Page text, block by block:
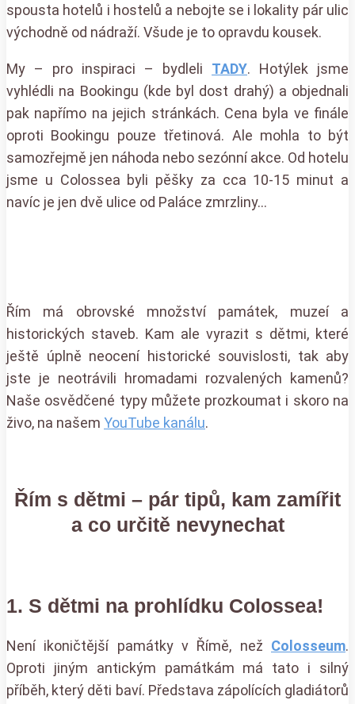
spousta hotelů i hostelů a nebojte se i lokality pár ulic
východně od nádraží. Všude je to opravdu kousek.
My – pro inspiraci – bydleli TADY. Hotýlek jsme
vyhlédli na Bookingu (kde byl dost drahý) a objednali
pak napřímo na jejich stránkách. Cena byla ve finále
oproti Bookingu pouze třetinová. Ale mohla to být
samozřejmě jen náhoda nebo sezónní akce. Od hotelu
jsme u Colossea byli pěšky za cca 10-15 minut a
navíc je jen dvě ulice od Paláce zmrzliny…
Řím má obrovské množství památek, muzeí a
historických staveb. Kam ale vyrazit s dětmi, které
ještě úplně neocení historické souvislosti, tak aby
jste je neotrávili hromadami rozvalených kamenů?
Naše osvědčené typy můžete prozkoumat i skoro na
živo, na našem YouTube kanálu.
Řím s dětmi – pár tipů, kam zamířit
a co určitě nevynechat
1. S dětmi na prohlídku Colossea!
Není ikoničtější památky v Římě, než Colosseum.
Oproti jiným antickým památkám má tato i silný
příběh, který děti baví. Představa zápolících gladiátorů